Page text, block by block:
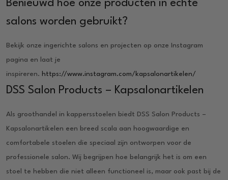
Benieuwd hoe onze producten in echte
salons worden gebruikt?
Bekijk onze ingerichte salons en projecten op onze Instagram
pagina en laat je
inspireren. https://www.instagram.com/kapsalonartikelen/
DSS Salon Products – Kapsalonartikelen
Als groothandel in kappersstoelen biedt DSS Salon Products –
Kapsalonartikelen een breed scala aan hoogwaardige en
comfortabele stoelen die speciaal zijn ontworpen voor de
professionele salon. Wij begrijpen hoe belangrijk het is om een
stoel te hebben die niet alleen functioneel is, maar ook past bij de